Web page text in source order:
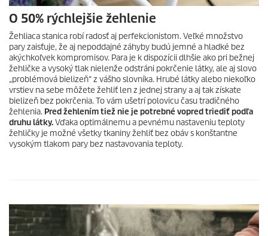
O 50% rýchlejšie žehlenie
Žehliaca stanica robí radosť aj perfekcionistom. Veľké množstvo
pary zaisťuje, že aj nepoddajné záhyby budú jemné a hladké bez
akýchkoľvek kompromisov. Para je k dispozícii dlhšie ako pri bežnej
žehličke a vysoký tlak nielenže odstráni pokrčenie látky, ale aj slovo
„problémová bielizeň“ z vášho slovníka. Hrubé látky alebo niekoľko
vrstiev na sebe môžete žehliť len z jednej strany a aj tak získate
bielizeň bez pokrčenia. To vám ušetrí polovicu času tradičného
žehlenia. Pred žehlením tiež nie je potrebné vopred triediť podľa
druhu látky.Vďaka optimálnemu a pevnému nastaveniu teploty
žehličky je možné všetky tkaniny žehliť bez obáv s konštantne
vysokým tlakom pary bez nastavovania teploty.